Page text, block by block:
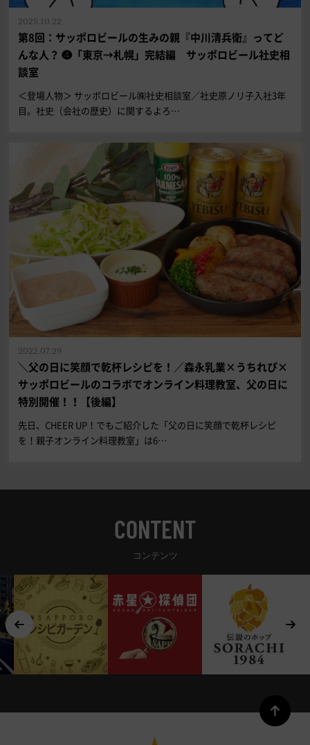
第8回：サッポロビールの生みの親『中川清兵衛』ってど
んな人？ ❹「東京→札幌」完結編 サッポロビール社史相
談室
2025.10.22
＜登場人物＞ サッポロビール㈱社史相談室／社史原ノリ子入社3年
目。社史（会社の歴史）に関するよろ…
＼父の日に笑顔で乾杯レシピを！／森永乳業×うちれぴ×
サッポロビールのコラボでオンライン料理教室、父の日に
特別開催！！【後編】
2022.07.29
先日、CHEER UP！でもご紹介した「父の日に笑顔で乾杯レシピ
を！親子オンライン料理教室」は6…
CONTENT
コンテンツ